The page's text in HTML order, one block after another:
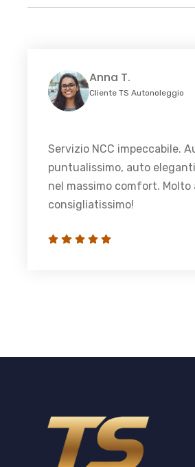
Anna T.
Cliente TS Autonoleggio
Servizio NCC impeccabile.
puntualissimo, auto
nel massimo comfort. Molto
consigliatissimo!